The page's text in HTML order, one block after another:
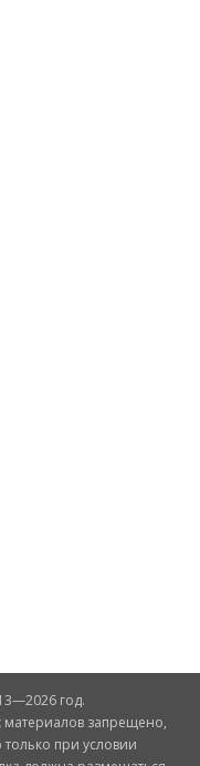
год.
запрещено,
при условии